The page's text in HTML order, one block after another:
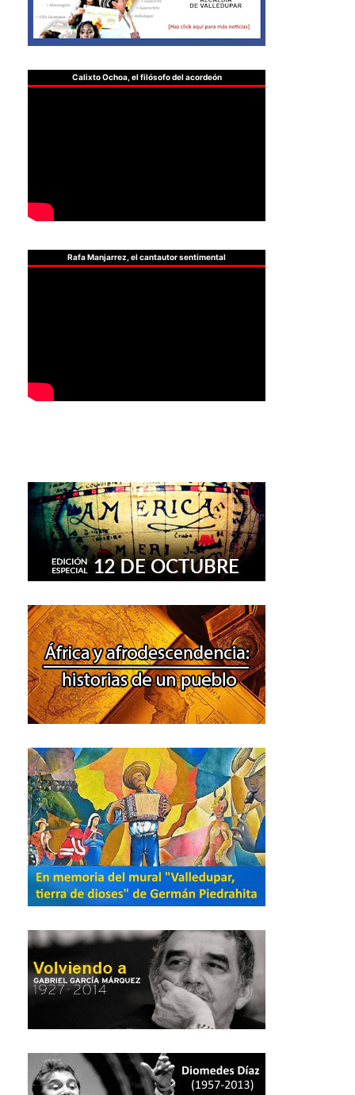
Calixto Ochoa, el filósofo del acordeón
Rafa Manjarrez, el cantautor sentimental